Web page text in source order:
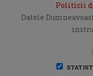
Politicii
Datele